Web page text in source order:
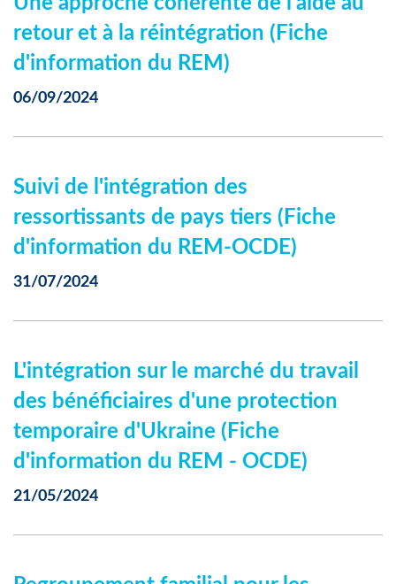
retour et à la réintégration (Fiche
d'information du REM)
06/09/2024
Suivi de l'intégration des
ressortissants de pays tiers (Fiche
d'information du REM-OCDE)
31/07/2024
L'intégration sur le marché du travail
des bénéficiaires d'une protection
temporaire d'Ukraine (Fiche
d'information du REM - OCDE)
21/05/2024